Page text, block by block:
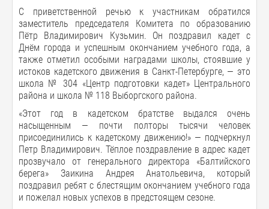
С приветственной речью к участникам обратился
заместитель председателя Комитета по образованию
Пётр Владимирович Кузьмин. Он поздравил кадет с
Днём города и успешным окончанием учебного года, а
также отметил особыми наградами школы, стоявшие у
истоков кадетского движения в Санкт-Петербурге, — это
школа № 304 «Центр подготовки кадет» Центрального
района и школа № 118 Выборгского района.
«Этот год в кадетском братстве выдался очень
насыщенным — почти полторы тысячи человек
присоединились к кадетскому движению!» — подчеркнул
Петр Владимирович. Тёплое поздравление в адрес кадет
прозвучало от генерального директора «Балтийского
берега» Заикина Андрея Анатольевича, который
поздравил ребят с блестящим окончанием учебного года
и пожелал новых успехов в предстоящем сезоне.